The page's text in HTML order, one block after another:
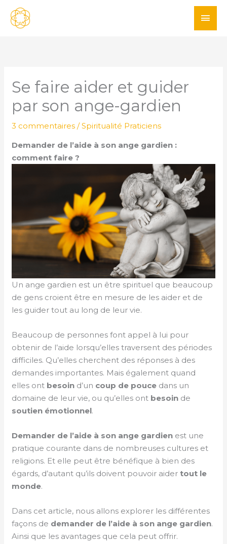
Aller
contenu
Se faire aider et guider
par son ange-gardien
3 commentaires /Spiritualité Praticiens
Demander de l’aide à son ange gardien :
comment faire ?
Un ange gardien est un être spirituel que beaucoup
de gens croient être en mesure de les aider et de
les guider tout au long de leur vie.
Beaucoup de personnes font appel à lui pour
obtenir de l’aide lorsqu’elles traversent des périodes
difficiles. Qu’elles cherchent des réponses à des
demandes importantes. Mais également quand
elles ont besoin d’un coup de pouce dans un
domaine de leur vie, ou qu’elles ont besoin de
soutien émotionnel.
Demander de l’aide à son ange gardien est une
pratique courante dans de nombreuses cultures et
religions. Et elle peut être bénéfique à bien des
égards, d’autant qu’ils doivent pouvoir aidertout le
monde.
Dans cet article, nous allons explorer les différentes
façons de demander de l’aide à son ange gardien.
Ainsi que les avantages que cela peut offrir.